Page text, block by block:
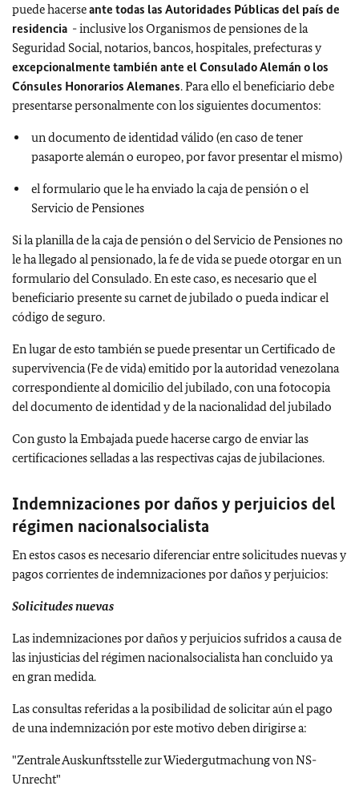
puede hacerseante todas las Autoridades Públicas del país de
residencia - inclusive los Organismos de pensiones de la
Seguridad Social, notarios, bancos, hospitales, prefecturas y
excepcionalmente también ante el Consulado Alemán o los
Cónsules Honorarios Alemanes. Para ello el beneficiario debe
presentarse personalmente con los siguientes documentos:
un documento de identidad válido (en caso de tener
pasaporte alemán o europeo, por favor presentar el mismo)
el formulario que le ha enviado la caja de pensión o el
Servicio de Pensiones
Si la planilla de la caja de pensión o del Servicio de Pensiones no
le ha llegado al pensionado, la fe de vida se puede otorgar en un
formulario del Consulado. En este caso, es necesario que el
beneficiario presente su carnet de jubilado o pueda indicar el
código de seguro.
En lugar de esto también se puede presentar un Certificado de
supervivencia (Fe de vida) emitido por la autoridad venezolana
correspondiente al domicilio del jubilado, con una fotocopia
del documento de identidad y de la nacionalidad del jubilado
Con gusto la Embajada puede hacerse cargo de enviar las
certificaciones selladas a las respectivas cajas de jubilaciones.
Indemnizaciones por daños y perjuicios del
régimen nacionalsocialista
En estos casos es necesario diferenciar entre solicitudes nuevas y
pagos corrientes de indemnizaciones por daños y perjuicios:
Solicitudes nuevas
Las indemnizaciones por daños y perjuicios sufridos a causa de
las injusticias del régimen nacionalsocialista han concluido ya
en gran medida.
Las consultas referidas a la posibilidad de solicitar aún el pago
de una indemnización por este motivo deben dirigirse a:
"Zentrale Auskunftsstelle zur Wiedergutmachung von NS-
Unrecht"